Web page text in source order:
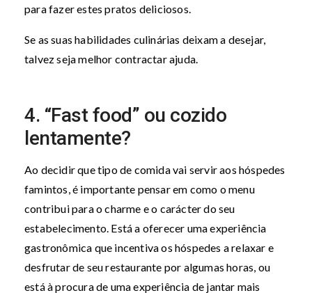
para fazer estes pratos deliciosos.
Se as suas habilidades culinárias deixam a desejar,
talvez seja melhor contractar ajuda.
4. “Fast food” ou cozido
lentamente?
Ao decidir que tipo de comida vai servir aos hóspedes
famintos, é importante pensar em como o menu
contribui para o charme e o carácter do seu
estabelecimento. Está a oferecer uma experiência
gastronômica que incentiva os hóspedes a relaxar e
desfrutar de seu restaurante por algumas horas, ou
está à procura de uma experiência de jantar mais